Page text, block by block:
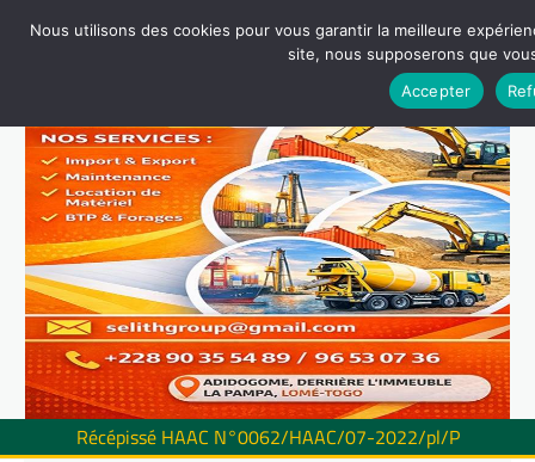
Récépissé HAAC N°0062/HAAC/07-2022/pl/P
Nous utilisons des cookies pour vous garantir la meilleure
site, nous supposerons que
Accepter